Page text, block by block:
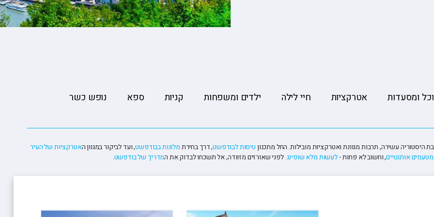
קייטי פרי
רובי וויליאמס
ומסעדות אטרקציות חיי לילה ילדים ומשפחות קניות ספא
נופש כשר
עשירה, תרבות מגוונת ואטרקציות מובילות. החל מתכנוןטיסות לבודפשט, דרך בחירתמלונות בבודפשט, ועד לביקור במגוון האטרקציות של העיר
מטעמים אותנטיים, וחשוב לא פחות -לעשות מלא שופינג.לפני שאורזים מזוודה, אל תשכחו לבדוק את המדריך של בודפשט.